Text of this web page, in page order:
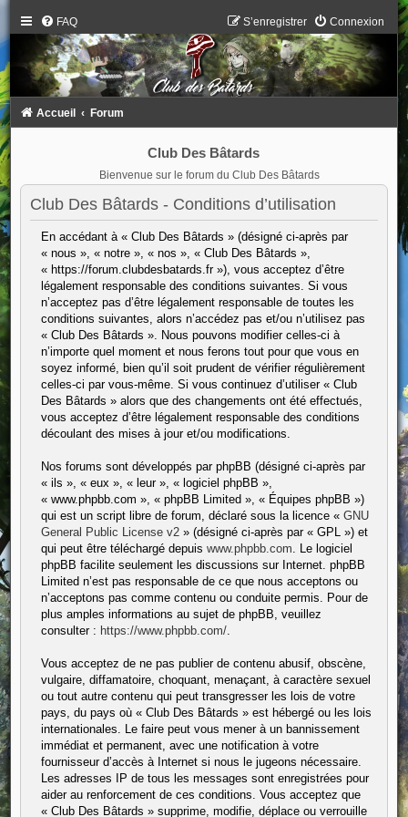
FAQ Connexion
S’enregistrer
Accueil Forum
Club Des Bâtards
Bienvenue sur le forum du Club Des Bâtards
Club Des Bâtards - Conditions d’utilisation
En accédant à « Club Des Bâtards » (désigné ci-après par
« nous », « notre », « nos », « Club Des Bâtards »,
« https://forum.clubdesbatards.fr »), vous acceptez d’être
légalement responsable des conditions suivantes. Si vous
n’acceptez pas d’être légalement responsable de toutes les
conditions suivantes, alors n’accédez pas et/ou n’utilisez pas
« Club Des Bâtards ». Nous pouvons modifier celles-ci à
n’importe quel moment et nous ferons tout pour que vous en
soyez informé, bien qu’il soit prudent de vérifier régulièrement
celles-ci par vous-même. Si vous continuez d’utiliser « Club
Des Bâtards » alors que des changements ont été effectués,
vous acceptez d’être légalement responsable des conditions
découlant des mises à jour et/ou modifications.
Nos forums sont développés par phpBB (désigné ci-après par
« ils », « eux », « leur », « logiciel phpBB »,
« www.phpbb.com », « phpBB Limited », « Équipes phpBB »)
qui est un script libre de forum, déclaré sous la licence « GNU
General Public License v2» (désigné ci-après par « GPL ») et
qui peut être téléchargé depuis www.phpbb.com . Le logiciel
phpBB facilite seulement les discussions sur Internet. phpBB
Limited n’est pas responsable de ce que nous acceptons ou
n’acceptons pas comme contenu ou conduite permis. Pour de
plus amples informations au sujet de phpBB, veuillez
consulter : https://www.phpbb.com/.
Vous acceptez de ne pas publier de contenu abusif, obscène,
vulgaire, diffamatoire, choquant, menaçant, à caractère sexuel
ou tout autre contenu qui peut transgresser les lois de votre
pays, du pays où « Club Des Bâtards » est hébergé ou les lois
internationales. Le faire peut vous mener à un bannissement
immédiat et permanent, avec une notification à votre
fournisseur d’accès à Internet si nous le jugeons nécessaire.
Les adresses IP de tous les messages sont enregistrées pour
aider au renforcement de ces conditions. Vous acceptez que
« Club Des Bâtards » supprime, modifie, déplace ou verrouille